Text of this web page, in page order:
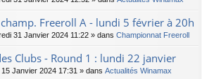
Freeroll A - lundi 5 février à 20h
31 Janvier 2024 11:22 » dans Championnat Freeroll
Clubs - Round 1 : lundi 22 janvier
15 Janvier 2024 17:31 » dans Actualités Winamax